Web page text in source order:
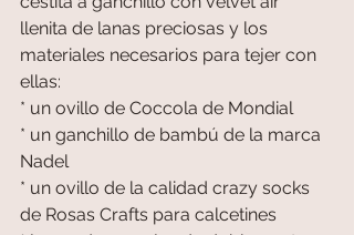
llenita de lanas preciosas y los
materiales necesarios para tejer con
ellas:
* un ovillo de Coccola de Mondial
* un ganchillo de bambú de la marca
Nadel
* un ovillo de la calidad crazy socks
de Rosas Crafts para calcetines